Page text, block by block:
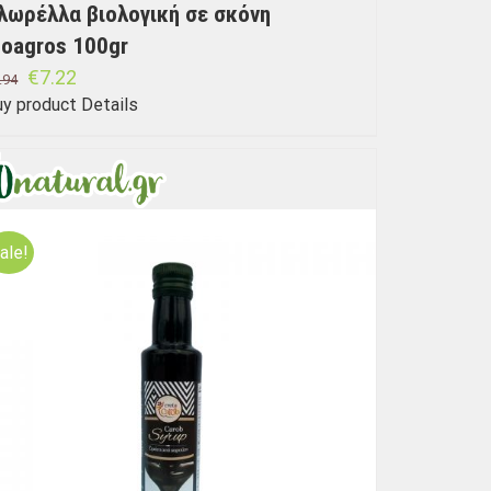
βιολογική σε σκόνη
100gr
€7.22
product Details